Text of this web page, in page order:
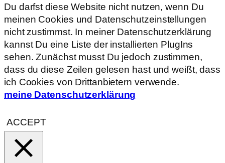
Du darfst diese Website nicht nutzen, wenn Du
meinen Cookies und Datenschutzeinstellungen
nicht zustimmst. In meiner Datenschutzerklärung
kannst Du eine Liste der installierten PlugIns
sehen. Zunächst musst Du jedoch zustimmen,
dass du diese Zeilen gelesen hast und weißt, dass
ich Cookies von Drittanbietern verwende.
meine Datenschutzerklärung
ACCEPT